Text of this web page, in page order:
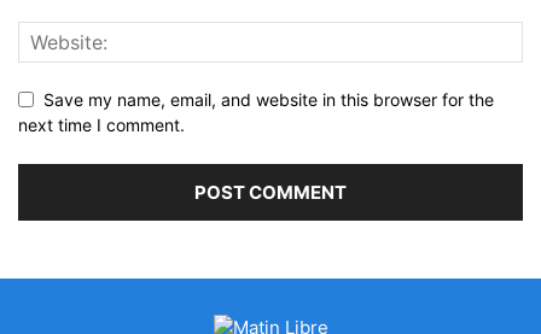
Save my name, email, and website in this browser for the
next time I comment.